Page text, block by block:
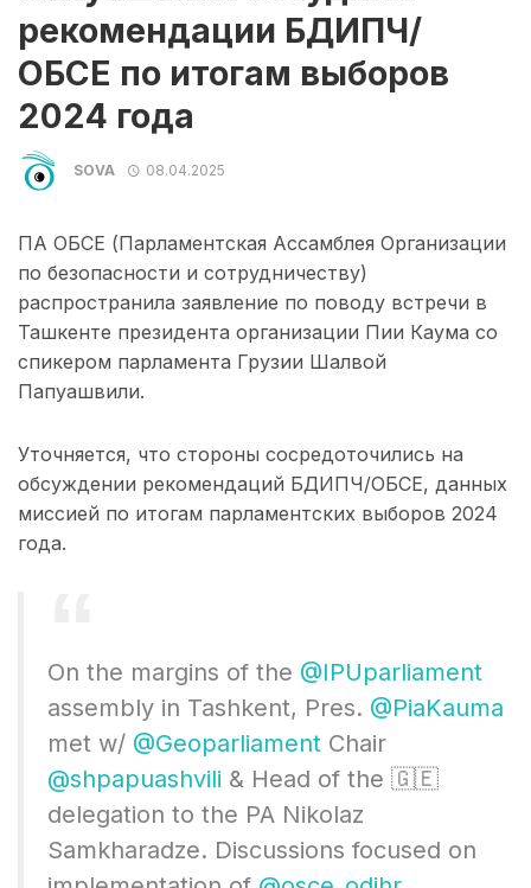
рекомендации БДИПЧ/
ОБСЕ по итогам выборов
2024 года
SOVA 08.04.2025
ПА ОБСЕ (Парламентская Ассамблея Организации
по безопасности и сотрудничеству)
распространила заявление по поводу встречи в
Ташкенте президента организации Пии Каума со
спикером парламента Грузии Шалвой
Папуашвили.
Уточняется, что стороны сосредоточились на
обсуждении рекомендаций БДИПЧ/ОБСЕ, данных
миссией по итогам парламентских выборов 2024
года.
On the margins of the @IPUparliament
assembly in Tashkent, Pres. @PiaKauma
met w/ @Geoparliament Chair
@shpapuashvili & Head of the 🇬🇪
delegation to the PA Nikolaz
Samkharadze. Discussions focused on